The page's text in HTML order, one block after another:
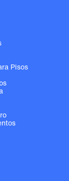
Pisos